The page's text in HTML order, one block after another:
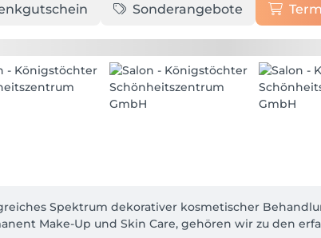
Sonderangebote
Spektrum dekorativer kosmetischer
Make-Up und Skin Care, gehören wir zu den